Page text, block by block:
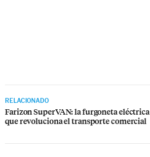
RELACIONADO
Farizon SuperVAN: la furgoneta eléctrica
que revoluciona el transporte comercial